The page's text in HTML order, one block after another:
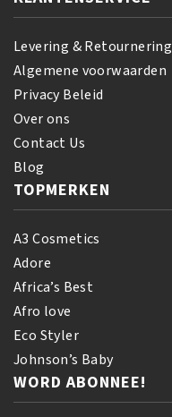
Levering & Retournering
Algemene voorwaarden
Privacy Beleid
Over ons
Contact Us
Blog
TOPMERKEN
A3 Cosmetics
Adore
Africa’s Best
Afro love
Eco Styler
Johnson’s Baby
WORD ABONNEE!